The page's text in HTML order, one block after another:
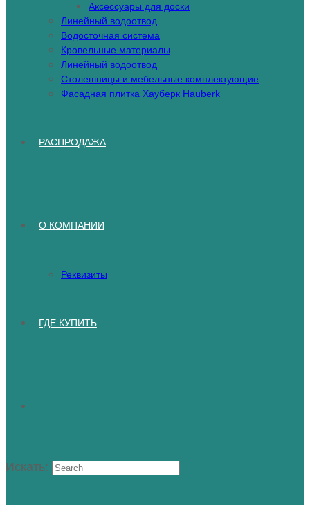
Аксессуары для доски
Линейный водоотвод
Водосточная система
Кровельные материалы
Линейный водоотвод
Столешницы и мебельные комплектующие
Фасадная плитка Хауберк Hauberk
РАСПРОДАЖА
О КОМПАНИИ
Реквизиты
ГДЕ КУПИТЬ
Искать: